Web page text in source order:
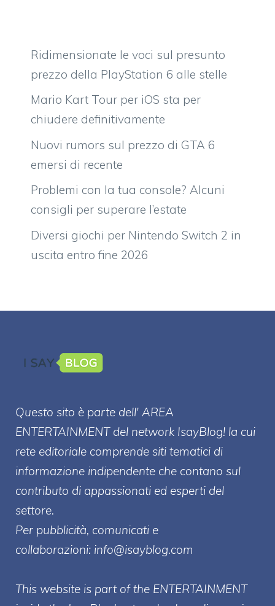
Ridimensionate le voci sul presunto
prezzo della PlayStation 6 alle stelle
Mario Kart Tour per iOS sta per
chiudere definitivamente
Nuovi rumors sul prezzo di GTA 6
emersi di recente
Problemi con la tua console? Alcuni
consigli per superare l’estate
Diversi giochi per Nintendo Switch 2 in
uscita entro fine 2026
Questo sito è parte dell' AREA
ENTERTAINMENT del network IsayBlog! la cui
rete editoriale comprende siti tematici di
informazione indipendente che contano sul
contributo di appassionati ed esperti del
settore.
Per pubblicità, comunicati e
collaborazioni: info@isayblog.com
This website is part of the ENTERTAINMENT